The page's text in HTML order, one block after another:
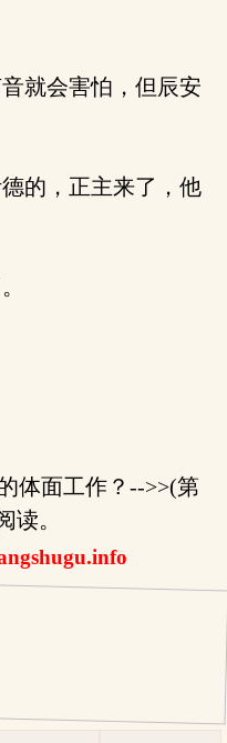
就会害怕，但辰安
的，正主来了，他
体面工作？-->>(第
读。